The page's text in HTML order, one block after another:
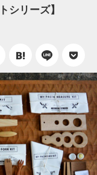
シリーズ】